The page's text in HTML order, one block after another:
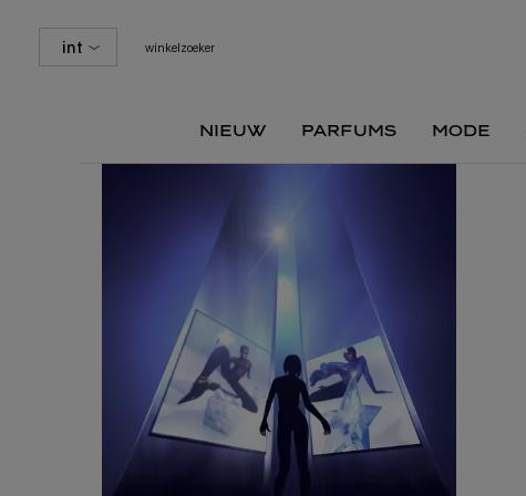
int winkelzoeker
nieuw parfums mode